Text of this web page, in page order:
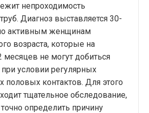
непроходимость
Диагноз выставляется 30-
активным женщинам
возраста, которые на
месяцев не могут добиться
условии регулярных
контактов. Для этого
тщательное обследование,
определить причину